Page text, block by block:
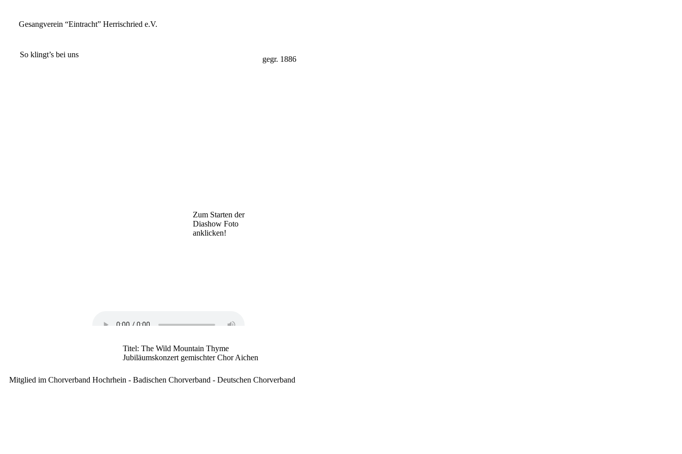
So klingt’s bei uns
Mitglied im Chorverband Hochrhein - Badischen Chorverband - Deutschen Chorverband
Titel: The Wild Mountain Thyme
Jubiläumskonzert gemischter Chor Aichen
Gesangverein “Eintracht” Herrischried e.V.
gegr. 1886
Zum Starten der
Diashow Foto
anklicken!